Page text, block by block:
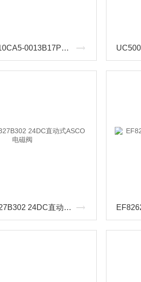
ENA58IL-S10CA5-0013B17P+F倍加福增量型编码器
WSCRIS8327B302 24DC直动式ASCO电磁阀